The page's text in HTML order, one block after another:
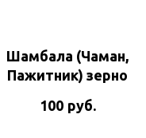
Шамбала (Чаман,
Пажитник) зерно
100 руб.